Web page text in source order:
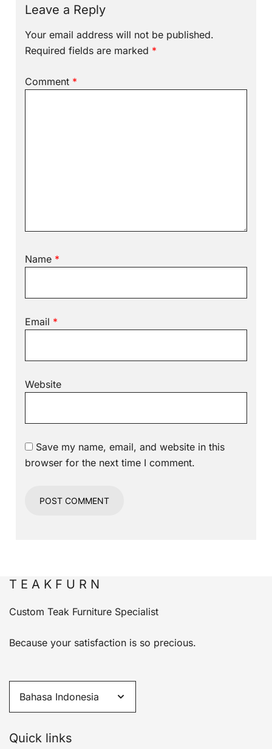
Leave a Reply
Your email address will not be published.
Required fields are marked *
Comment *
Name *
Email *
Website
Save my name, email, and website in this
browser for the next time I comment.
T E A K F U R N
Custom Teak Furniture Specialist
Because your satisfaction is so precious.
Quick links